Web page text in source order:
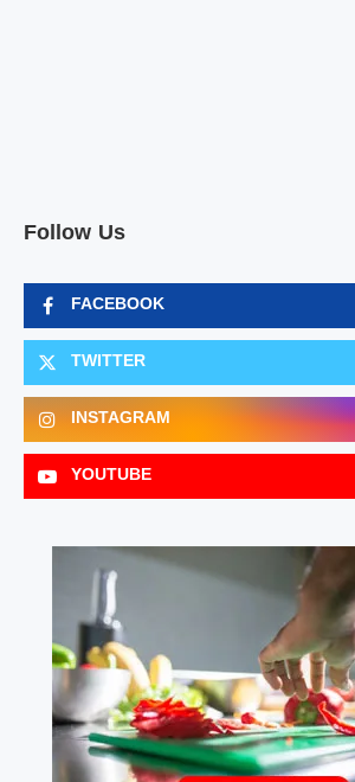
Follow Us
FACEBOOK
TWITTER
INSTAGRAM
YOUTUBE